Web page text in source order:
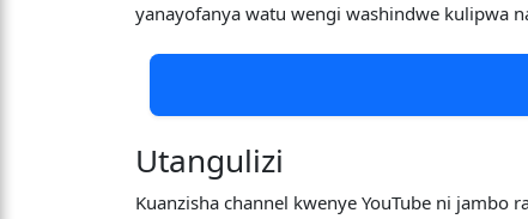
yanayofanya watu wengi washindwe kulipwa
Utangulizi
Kuanzisha channel kwenye YouTube ni